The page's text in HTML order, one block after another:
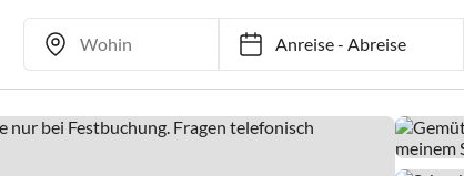
Anreise-Abreise